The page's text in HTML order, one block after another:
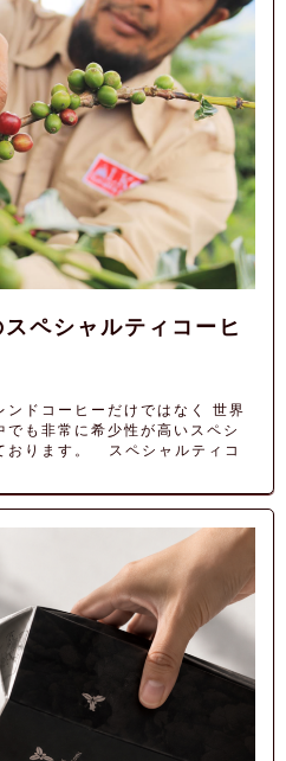
ペシャルティコーヒ
ンドコーヒーだけではなく 世界
も非常に希少性が高いスペシ
おります。 スペシャルティコ